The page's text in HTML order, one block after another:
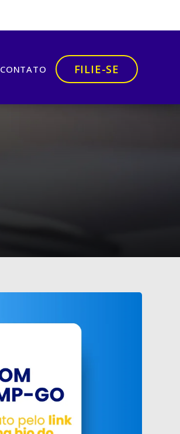
CONTATO FILIE-SE